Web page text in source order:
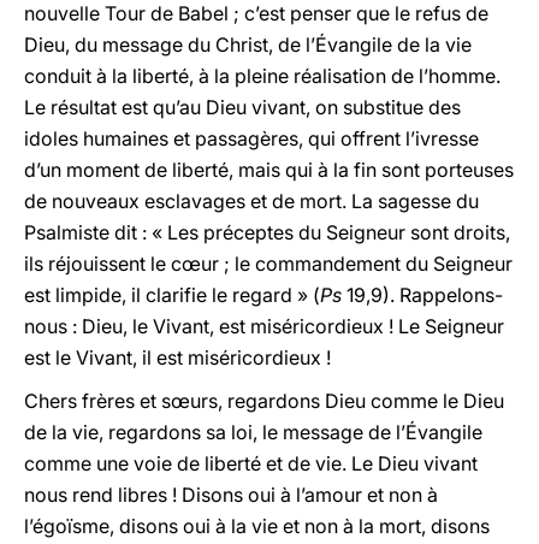
nouvelle Tour de Babel ; c’est penser que le refus de
Dieu, du message du Christ, de l’Évangile de la vie
conduit à la liberté, à la pleine réalisation de l’homme.
Le résultat est qu’au Dieu vivant, on substitue des
idoles humaines et passagères, qui offrent l’ivresse
d’un moment de liberté, mais qui à la fin sont porteuses
de nouveaux esclavages et de mort. La sagesse du
Psalmiste dit : « Les préceptes du Seigneur sont droits,
ils réjouissent le cœur ; le commandement du Seigneur
est limpide, il clarifie le regard » (Ps 19,9). Rappelons-
nous : Dieu, le Vivant, est miséricordieux ! Le Seigneur
est le Vivant, il est miséricordieux !
Chers frères et sœurs, regardons Dieu comme le Dieu
de la vie, regardons sa loi, le message de l’Évangile
comme une voie de liberté et de vie. Le Dieu vivant
nous rend libres ! Disons oui à l’amour et non à
l’égoïsme, disons oui à la vie et non à la mort, disons